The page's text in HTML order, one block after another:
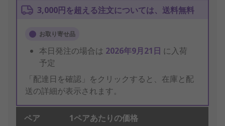
3,000円を超える注文については、送料無料
お取り寄せ品
本日発注の場合は 2026年9月21日 に入荷
予定
「配達日を確認」をクリックすると、在庫と配
送の詳細が表示されます。
ペア 1ペアあたりの価格